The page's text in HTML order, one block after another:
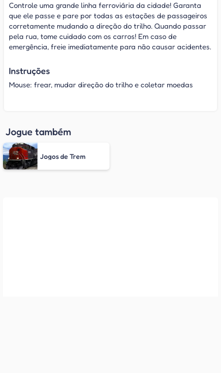
Controle uma grande linha ferroviária da cidade! Garanta
que ele passe e pare por todas as estações de passageiros
corretamente mudando a direção do trilho. Quando passar
pela rua, tome cuidado com os carros! Em caso de
emergência, freie imediatamente para não causar acidentes.
Instruções
Mouse: frear, mudar direção do trilho e coletar moedas
Jogue também
Jogos de Trem